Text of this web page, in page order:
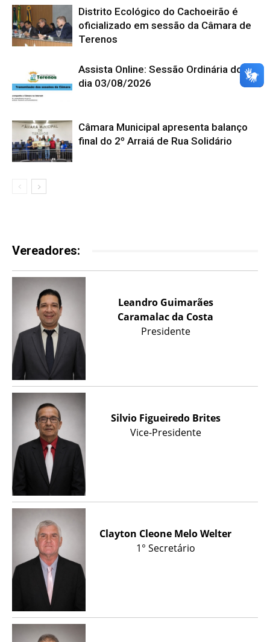
Distrito Ecológico do Cachoeirão é
oficializado em sessão da Câmara de
Terenos
Assista Online: Sessão Ordinária do
dia 03/08/2026
Câmara Municipal apresenta balanço
final do 2º Arraiá de Rua Solidário
Vereadores:
Leandro Guimarães
Caramalac da Costa
Presidente
Silvio Figueiredo Brites
Vice-Presidente
Clayton Cleone Melo Welter
1° Secretário